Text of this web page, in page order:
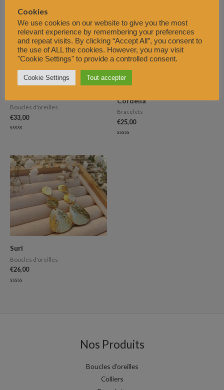
Boucles d'oreilles
€33,00
Cordélia
Bracelets
€25,00
Suri
Boucles d'oreilles
€26,00
Nos Produits
Boucles d’oreilles
Colliers
Cookies
We use cookies on our website to give you the most
relevant experience by remembering your preferences
and repeat visits. By clicking “Accept All”, you consent to
the use of ALL the cookies. However, you may visit
"Cookie Settings" to provide a controlled consent.
Cookie Settings Tout accepter